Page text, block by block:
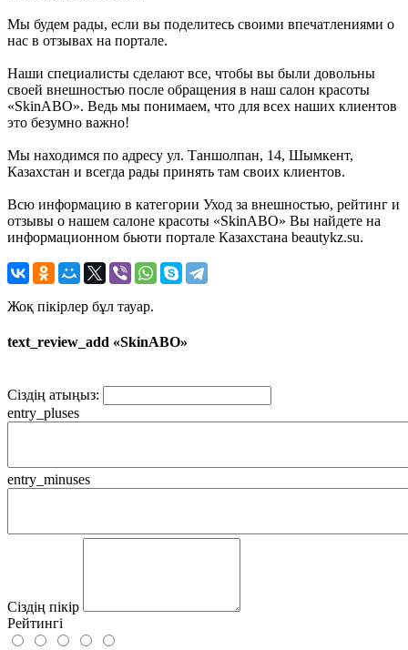
Мы будем рады, если вы поделитесь своими впечатлениями о
нас в отзывах на портале.
Наши специалисты сделают все, чтобы вы были довольны
своей внешностью после обращения в наш салон красоты
«SkinABO». Ведь мы понимаем, что для всех наших клиентов
это безумно важно!
Мы находимся по адресу ул. Таншолпан, 14, Шымкент,
Казахстан и всегда рады принять там своих клиентов.
Всю информацию в категории Уход за внешностью, рейтинг и
отзывы о нашем салоне красоты «SkinABO» Вы найдете на
информационном бьюти портале Казахстана beautykz.su.
Жоқ пікірлер бұл тауар.
text_review_add «SkinABO»
Сіздің атыңыз:
entry_pluses
entry_minuses
Сіздің пікір
Рейтингі